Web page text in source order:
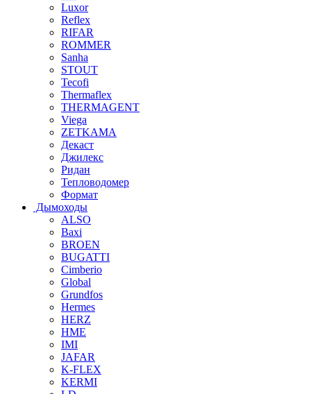
Luxor
Reflex
RIFAR
ROMMER
Sanha
STOUT
Tecofi
Thermaflex
THERMAGENT
Viega
ZETKAMA
Декаст
Джилекс
Ридан
Тепловодомер
Формат
Дымоходы
ALSO
Baxi
BROEN
BUGATTI
Cimberio
Global
Grundfos
Hermes
HERZ
HME
IMI
JAFAR
K-FLEX
KERMI